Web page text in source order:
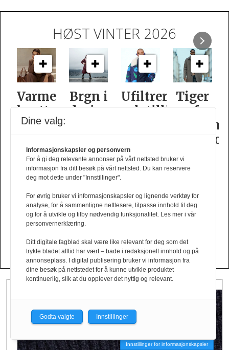
HØST VINTER 2026
Brgn i
design­
samarbeid
Tinashe
Williamson
Ufiltrert
selvtillit
Irvoll
Tiger
of
herrekolleksjon
Slik
er
Tiger
Sweden
Send oss en mail!
Innstillinger for informasjonskapsler
Dine valg:
Informasjonskapsler og personvern
For å gi deg relevante annonser på vårt nettsted bruker vi
informasjon fra ditt besøk på vårt nettsted. Du kan reservere
deg mot dette under "Innstillinger".
For øvrig bruker vi informasjonskapsler og lignende verktøy for
analyse, for å sammenligne nettlesere, tilpasse innhold til deg
og for å utvikle og tilby nødvendig funksjonalitet. Les mer i vår
personvernerklæring.
Ditt digitale fagblad skal være like relevant for deg som det
trykte bladet alltid har vært – bade i redaksjonelt innhold og på
annonseplass. I digital publisering bruker vi informasjon fra
dine besøk på nettstedet for å kunne utvikle produktet
kontinuerlig, slik at du opplever det nyttig og relevant.
Godta valgte Innstillinger